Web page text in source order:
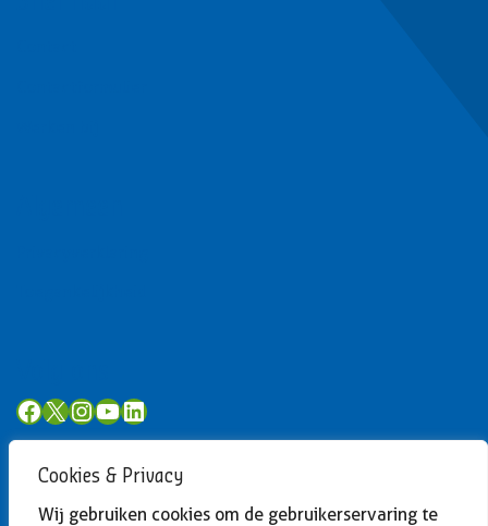
Cookies & Privacy
Wij gebruiken cookies om de gebruikerservaring te
Facebook
X Instagram
YouTube
LinkedIn